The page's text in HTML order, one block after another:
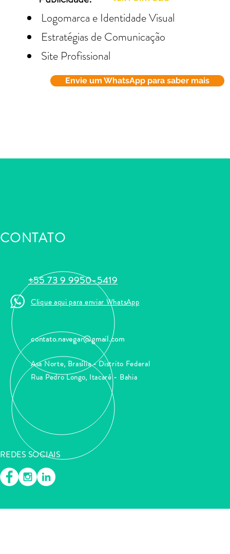
Logomarca e Identidade Visual
Estratégias de Comunicação
Site Profissional
Envie um WhatsApp para saber mais
CONTATO
+55 73 9 9950-5419
Clique aqui para enviar WhatsApp
contato.navegar@gmail.com
Asa Norte, Brasília - Distrito Federal
Rua Pedro Longo, Itacaré - Bahia
REDES SOCIAIS